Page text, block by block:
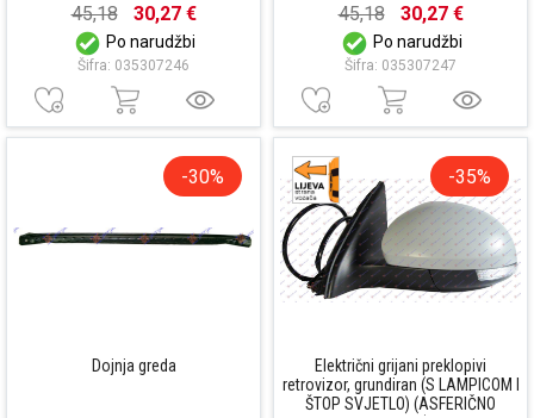
45,18 30,27 €
Po narudžbi
Šifra: 035307246
45,18 30,27 €
Po narudžbi
Šifra: 035307247
-30%
Dojnja greda
-35%
Električni grijani preklopivi
retrovizor, grundiran (S LAMPICOM I
ŠTOP SVJETLO) (ASFERIČNO